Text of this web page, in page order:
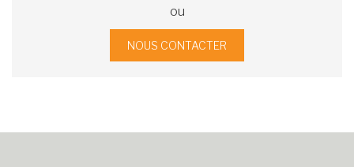
ou
NOUS CONTACTER